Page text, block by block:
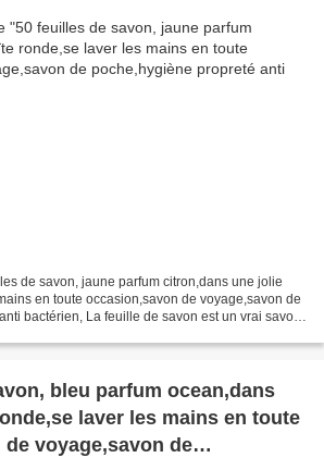
de savon, jaune parfum citron,dans une jolie
en toute occasion,savon de voyage,savon de
bactérien, La feuille de savon est un vrai savon
bleu parfum ocean,dans
laver les mains en toute
voyage,savon de